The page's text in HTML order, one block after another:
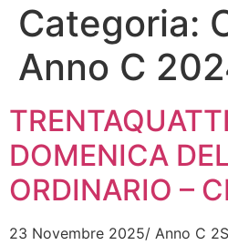
Categoria:
Anno C
DOMENICA
ORDINARIO –
23 Novembre 2025/ Anno C